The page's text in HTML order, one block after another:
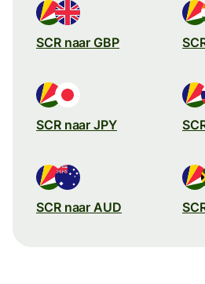
SCR naar GBP
SCR naar JPY
SCR naar AUD